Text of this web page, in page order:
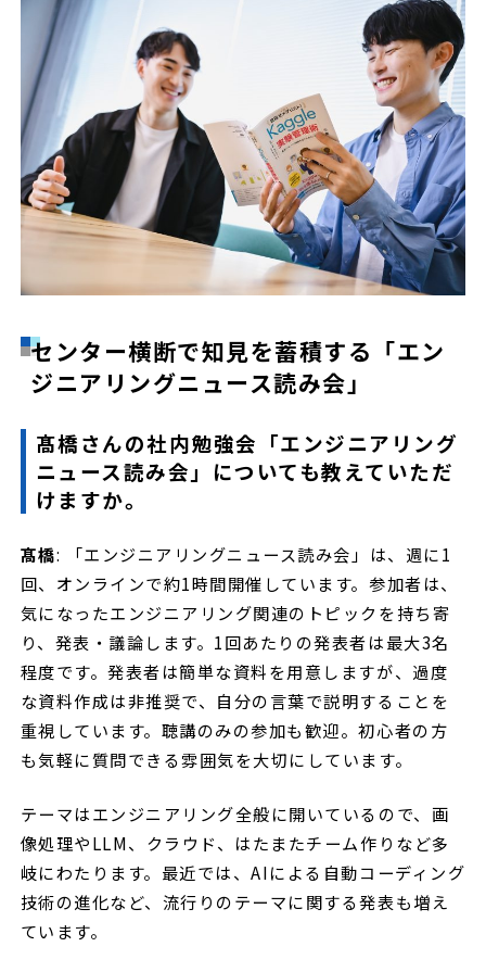
センター横断で知見を蓄積する「エン
ジニアリングニュース読み会」
髙橋さんの社内勉強会「エンジニアリング
ニュース読み会」についても教えていただ
けますか。
髙橋: 「エンジニアリングニュース読み会」は、週に1
回、オンラインで約1時間開催しています。参加者は、
気になったエンジニアリング関連のトピックを持ち寄
り、発表・議論します。1回あたりの発表者は最大3名
程度です。発表者は簡単な資料を用意しますが、過度
な資料作成は非推奨で、自分の言葉で説明することを
重視しています。聴講のみの参加も歓迎。初心者の方
も気軽に質問できる雰囲気を大切にしています。
テーマはエンジニアリング全般に開いているので、画
像処理やLLM、クラウド、はたまたチーム作りなど多
岐にわたります。最近では、AIによる自動コーディング
技術の進化など、流行りのテーマに関する発表も増え
ています。